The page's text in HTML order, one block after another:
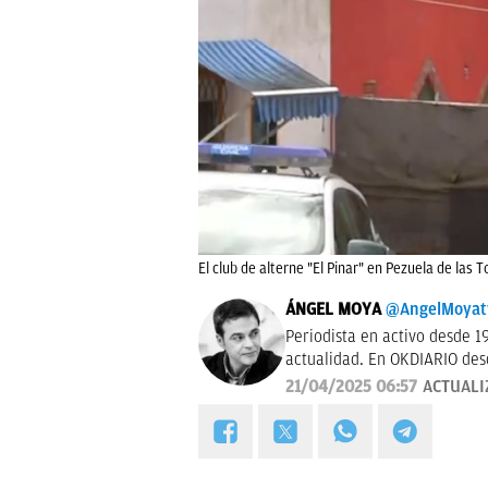
El club de alterne "El Pinar" en Pezuela de las
ÁNGEL MOYA
Periodista en activo desde
actualidad. En OKDIARIO
pasé por los Informativos de
Programa de Ana Rosa
21/04/2025 06:57